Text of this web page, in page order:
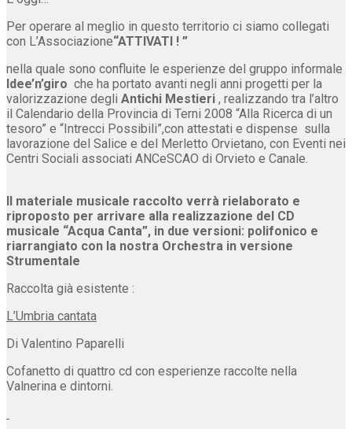
Per operare al meglio in questo territorio ci siamo collegati
con L’Associazione“ATTIVATI ! ”
nella quale sono confluite le esperienze del gruppo informale
Idee’n’giro che ha portato avanti negli anni progetti per la
valorizzazione degli Antichi Mestieri , realizzando tra l’altro
il Calendario della Provincia di Terni 2008 “Alla Ricerca di un
tesoro” e “Intrecci Possibili”,con attestati e dispense sulla
lavorazione del Salice e del Merletto Orvietano, con Eventi nei
Centri Sociali associati ANCeSCAO di Orvieto e Canale.
Il materiale musicale raccolto verrà rielaborato e
riproposto per arrivare alla realizzazione del CD
musicale “Acqua Canta”, in due versioni: polifonico e
riarrangiato con la nostra Orchestra in versione
Strumentale
Raccolta già esistente :
L’Umbria cantata
Di Valentino Paparelli
Cofanetto di quattro cd con esperienze raccolte nella
Valnerina e dintorni.